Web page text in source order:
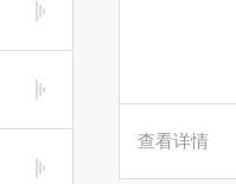
查看详情